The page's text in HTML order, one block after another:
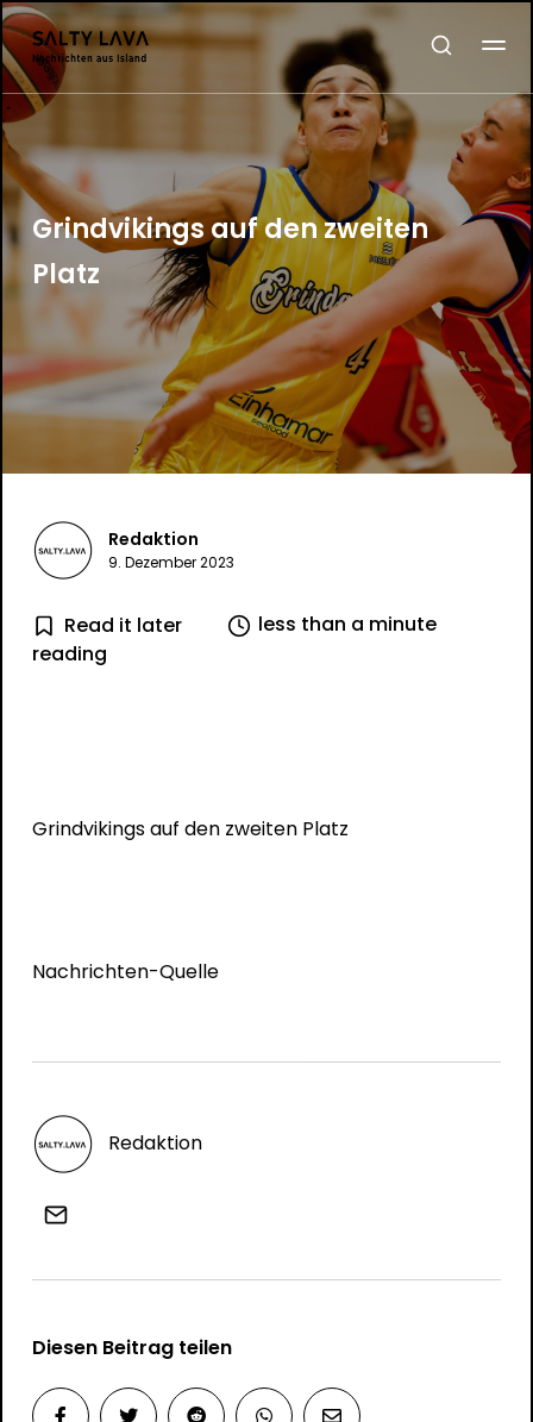
Grindvikings auf den zweiten
Platz
Redaktion
9. Dezember 2023
Read it later
less than a minute
reading
Grindvikings auf den zweiten Platz
Nachrichten-Quelle
Redaktion
Diesen Beitrag teilen